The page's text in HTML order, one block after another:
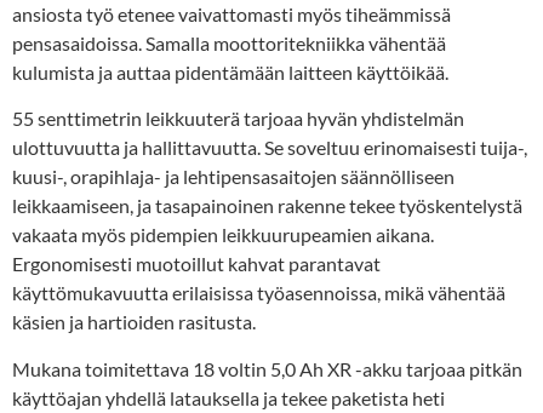
ansiosta työ etenee vaivattomasti myös tiheämmissä
pensasaidoissa. Samalla moottoritekniikka vähentää
kulumista ja auttaa pidentämään laitteen käyttöikää.
55 senttimetrin leikkuuterä tarjoaa hyvän yhdistelmän
ulottuvuutta ja hallittavuutta. Se soveltuu erinomaisesti tuija-,
kuusi-, orapihlaja- ja lehtipensasaitojen säännölliseen
leikkaamiseen, ja tasapainoinen rakenne tekee työskentelystä
vakaata myös pidempien leikkuurupeamien aikana.
Ergonomisesti muotoillut kahvat parantavat
käyttömukavuutta erilaisissa työasennoissa, mikä vähentää
käsien ja hartioiden rasitusta.
Mukana toimitettava 18 voltin 5,0 Ah XR -akku tarjoaa pitkän
käyttöajan yhdellä latauksella ja tekee paketista heti